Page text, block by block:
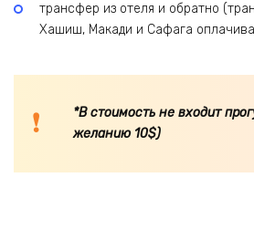
трансфер из отеля и обратно
Хашиш, Макади и Сафага
*В стоимость не входит
желанию 10$)